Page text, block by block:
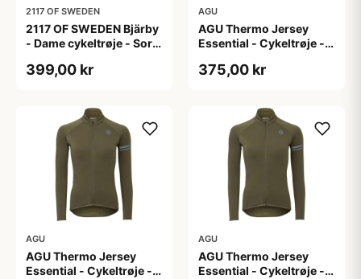
2117 OF SWEDEN
2117 OF SWEDEN Bjärby
- Dame cykeltrøje - Sort
399,00 kr
AGU
AGU Thermo Jersey
Essential - Cykeltrøje -
L
375,00 kr
AGU
AGU Thermo Jersey
Essential - Cykeltrøje -
AGU
AGU Thermo Jersey
Essential - Cykeltrøje -